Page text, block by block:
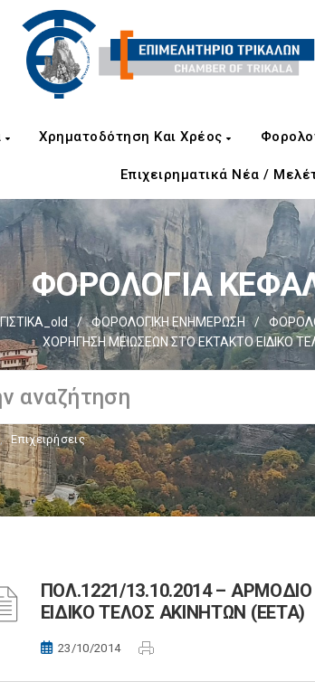
Χρηματοδότηση Και Χρέος
Επιχειρηματικά Νέα /
ΦΟΡΟΛΟΓΙΑ
/ ΦΟΡΟΛΟΓΙΚΗ ΕΝΗΜΕΡΩΣΗ /
ΧΟΡΗΓΗΣΗ ΜΕΙΩΣΕΩΝ ΣΤΟ ΕΚΤΑΚΤΟ ΕΙΔΙΚΟ
, Επιχειρήσεις
ΠΟΛ.1221/13.10.2014 –
ΕΙΔΙΚΟ ΤΕΛΟΣ ΑΚΙΝΗΤΩΝ (ΕΕΤΑ)
23/10/2014